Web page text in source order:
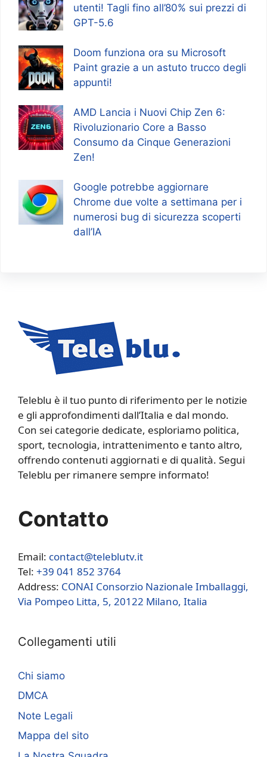
utenti! Tagli fino all’80% sui prezzi di
GPT-5.6
Doom funziona ora su Microsoft
Paint grazie a un astuto trucco degli
appunti!
AMD Lancia i Nuovi Chip Zen 6:
Rivoluzionario Core a Basso
Consumo da Cinque Generazioni
Zen!
Google potrebbe aggiornare
Chrome due volte a settimana per i
numerosi bug di sicurezza scoperti
dall’IA
Teleblu è il tuo punto di riferimento per le notizie
e gli approfondimenti dall’Italia e dal mondo.
Con sei categorie dedicate, esploriamo politica,
sport, tecnologia, intrattenimento e tanto altro,
offrendo contenuti aggiornati e di qualità. Segui
Teleblu per rimanere sempre informato!
Contatto
Email: contact@teleblutv.it
Tel: +39 041 852 3764
Address: CONAI Consorzio Nazionale Imballaggi,
Via Pompeo Litta, 5, 20122 Milano, Italia
Collegamenti utili
Chi siamo
DMCA
Note Legali
Mappa del sito